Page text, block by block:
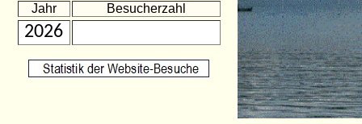
Jahr Besucherzahl
2026